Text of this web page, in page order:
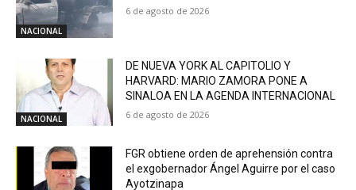
NACIONAL
6 de agosto de 2026
NACIONAL
DE NUEVA YORK AL CAPITOLIO Y
HARVARD: MARIO ZAMORA PONE A
SINALOA EN LA AGENDA INTERNACIONAL
6 de agosto de 2026
FGR obtiene orden de aprehensión contra
el exgobernador Ángel Aguirre por el caso
Ayotzinapa